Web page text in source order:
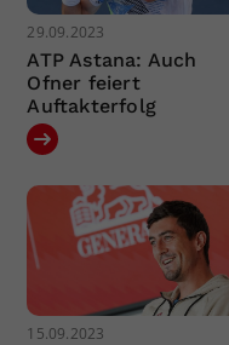
29.09.2023
ATP Astana: Auch
Ofner feiert
Auftakterfolg
15.09.2023